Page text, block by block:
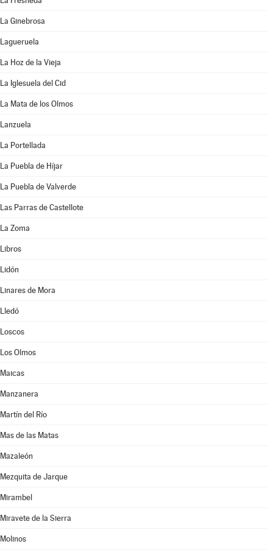
La Ginebrosa
Lagueruela
La Hoz de la Vieja
La Iglesuela del Cid
La Mata de los Olmos
Lanzuela
La Portellada
La Puebla de Híjar
La Puebla de Valverde
Las Parras de Castellote
La Zoma
Libros
Lidón
Linares de Mora
Lledó
Loscos
Los Olmos
Maicas
Manzanera
Martín del Río
Mas de las Matas
Mazaleón
Mezquita de Jarque
Mirambel
Miravete de la Sierra
Molinos